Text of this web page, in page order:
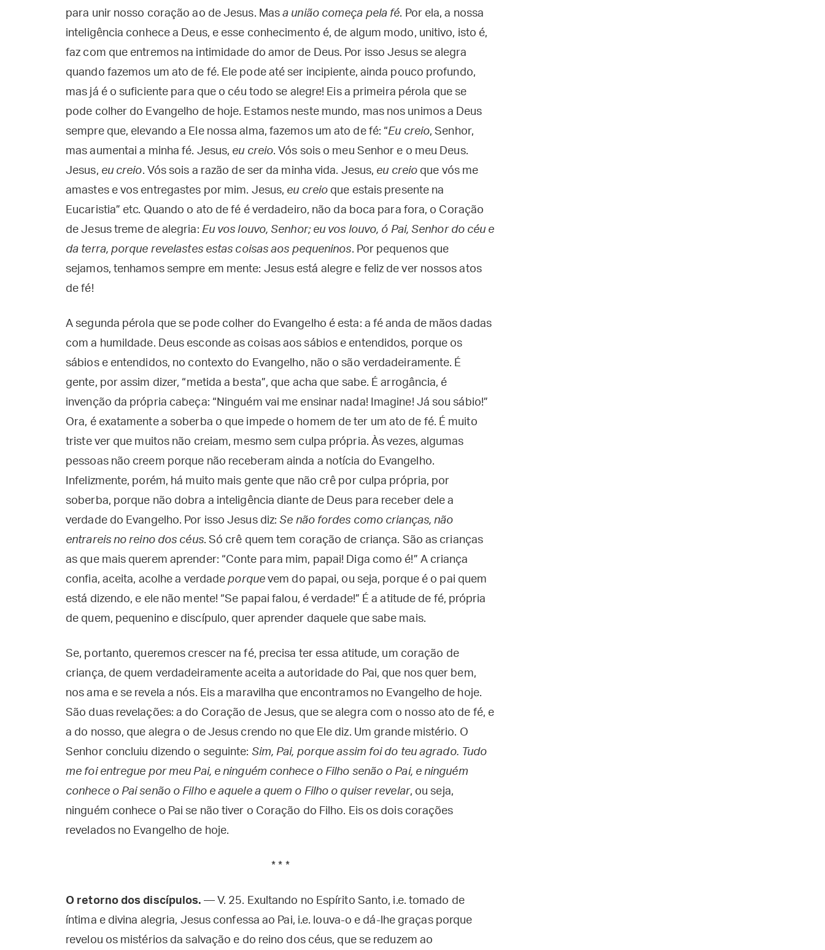
para unir nosso coração ao de Jesus. Masa união começa pela fé. Por ela, a nossa
inteligência conhece a Deus, e esse conhecimento é, de algum modo, unitivo, isto é,
faz com que entremos na intimidade do amor de Deus. Por isso Jesus se alegra
quando fazemos um ato de fé. Ele pode até ser incipiente, ainda pouco profundo,
mas já é o suficiente para que o céu todo se alegre! Eis a primeira pérola que se
pode colher do Evangelho de hoje. Estamos neste mundo, mas nos unimos a Deus
sempre que, elevando a Ele nossa alma, fazemos um ato de fé: “Eu creio, Senhor,
mas aumentai a minha fé. Jesus, eu creio. Vós sois o meu Senhor e o meu Deus.
Jesus, eu creio. Vós sois a razão de ser da minha vida. Jesus, eu creio que vós me
amastes e vos entregastes por mim. Jesus, eu creio que estais presente na
Eucaristia” etc. Quando o ato de fé é verdadeiro, não da boca para fora, o Coração
de Jesus treme de alegria: Eu vos louvo, Senhor; eu vos louvo, ó Pai, Senhor do céu e
da terra, porque revelastes estas coisas aos pequeninos. Por pequenos que
sejamos, tenhamos sempre em mente: Jesus está alegre e feliz de ver nossos atos
de fé!
A segunda pérola que se pode colher do Evangelho é esta: a fé anda de mãos dadas
com a humildade. Deus esconde as coisas aos sábios e entendidos, porque os
sábios e entendidos, no contexto do Evangelho, não o são verdadeiramente. É
gente, por assim dizer, “metida a besta”, que acha que sabe. É arrogância, é
invenção da própria cabeça: “Ninguém vai me ensinar nada! Imagine! Já sou sábio!”
Ora, é exatamente a soberba o que impede o homem de ter um ato de fé. É muito
triste ver que muitos não creiam, mesmo sem culpa própria. Às vezes, algumas
pessoas não creem porque não receberam ainda a notícia do Evangelho.
Infelizmente, porém, há muito mais gente que não crê por culpa própria, por
soberba, porque não dobra a inteligência diante de Deus para receber dele a
verdade do Evangelho. Por isso Jesus diz:Se não fordes como crianças, não
entrareis no reino dos céus. Só crê quem tem coração de criança. São as crianças
as que mais querem aprender: “Conte para mim, papai! Diga como é!” A criança
confia, aceita, acolhe a verdadeporquevem do papai, ou seja, porque é o pai quem
está dizendo, e ele não mente! “Se papai falou, é verdade!” É a atitude de fé, própria
de quem, pequenino e discípulo, quer aprender daquele que sabe mais.
Se, portanto, queremos crescer na fé, precisa ter essa atitude, um coração de
criança, de quem verdadeiramente aceita a autoridade do Pai, que nos quer bem,
nos ama e se revela a nós. Eis a maravilha que encontramos no Evangelho de hoje.
São duas revelações: a do Coração de Jesus, que se alegra com o nosso ato de fé, e
a do nosso, que alegra o de Jesus crendo no que Ele diz. Um grande mistério. O
Senhor concluiu dizendo o seguinte: Sim, Pai, porque assim foi do teu agrado. Tudo
me foi entregue por meu Pai, e ninguém conhece o Filho senão o Pai, e ninguém
conhece o Pai senão o Filho e aquele a quem o Filho o quiser revelar, ou seja,
ninguém conhece o Pai se não tiver o Coração do Filho. Eis os dois corações
revelados no Evangelho de hoje.
* * *
O retorno dos discípulos. — V. 25. Exultando no Espírito Santo, i.e. tomado de
íntima e divina alegria, Jesus confessa ao Pai, i.e. louva-o e dá-lhe graças porque
revelou os mistérios da salvação e do reino dos céus, que se reduzem ao